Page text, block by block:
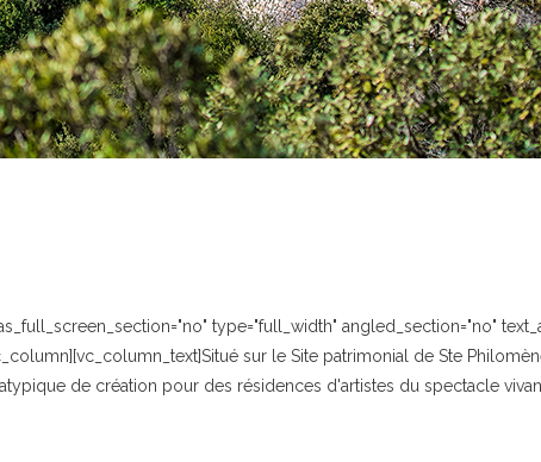
type="full_width" angled_section="no"
sur le Site patrimonial de Ste
de création pour des résidences d'artistes du spectacle